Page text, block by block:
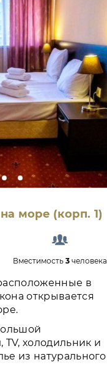
море (корп. 1)
Вместимость3 человека
в
открывается
холодильник и
из натурального